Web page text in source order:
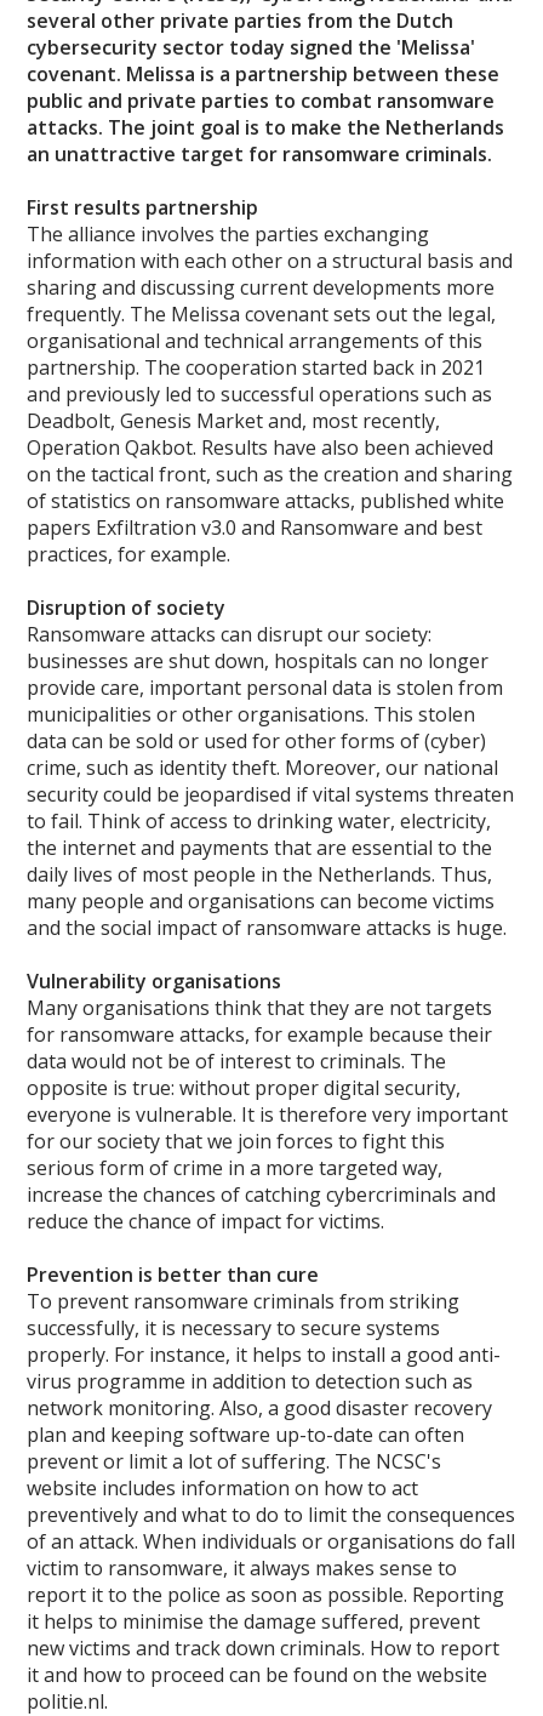
several other private parties from the Dutch
cybersecurity sector today signed the 'Melissa'
covenant. Melissa is a partnership between these
public and private parties to combat ransomware
attacks. The joint goal is to make the Netherlands
an unattractive target for ransomware criminals.
First results partnership
The alliance involves the parties exchanging
information with each other on a structural basis and
sharing and discussing current developments more
frequently. The Melissa covenant sets out the legal,
organisational and technical arrangements of this
partnership. The cooperation started back in 2021
and previously led to successful operations such as
Deadbolt, Genesis Market and, most recently,
Operation Qakbot. Results have also been achieved
on the tactical front, such as the creation and sharing
of statistics on ransomware attacks, published white
papers Exfiltration v3.0 and Ransomware and best
practices, for example.
Disruption of society
Ransomware attacks can disrupt our society:
businesses are shut down, hospitals can no longer
provide care, important personal data is stolen from
municipalities or other organisations. This stolen
data can be sold or used for other forms of (cyber)
crime, such as identity theft. Moreover, our national
security could be jeopardised if vital systems threaten
to fail. Think of access to drinking water, electricity,
the internet and payments that are essential to the
daily lives of most people in the Netherlands. Thus,
many people and organisations can become victims
and the social impact of ransomware attacks is huge.
Vulnerability organisations
Many organisations think that they are not targets
for ransomware attacks, for example because their
data would not be of interest to criminals. The
opposite is true: without proper digital security,
everyone is vulnerable. It is therefore very important
for our society that we join forces to fight this
serious form of crime in a more targeted way,
increase the chances of catching cybercriminals and
reduce the chance of impact for victims.
Prevention is better than cure
To prevent ransomware criminals from striking
successfully, it is necessary to secure systems
properly. For instance, it helps to install a good anti-
virus programme in addition to detection such as
network monitoring. Also, a good disaster recovery
plan and keeping software up-to-date can often
prevent or limit a lot of suffering. The NCSC's
website includes information on how to act
preventively and what to do to limit the consequences
of an attack. When individuals or organisations do fall
victim to ransomware, it always makes sense to
report it to the police as soon as possible. Reporting
it helps to minimise the damage suffered, prevent
new victims and track down criminals. How to report
it and how to proceed can be found on the website
politie.nl.